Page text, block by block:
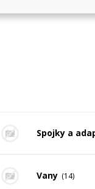
Spojky a
Vany 14